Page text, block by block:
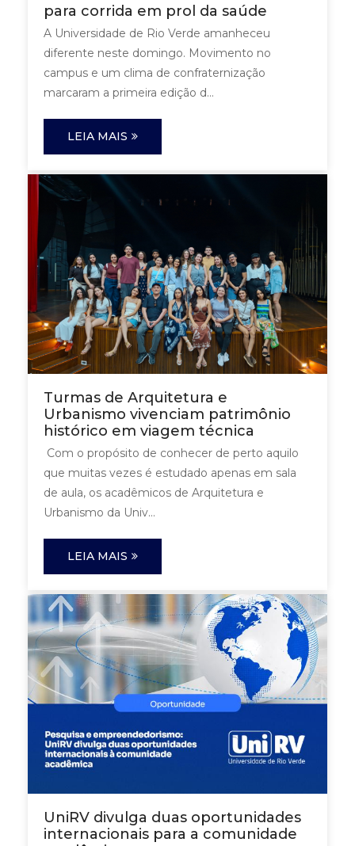
para corrida em prol da saúde
A Universidade de Rio Verde amanheceu
diferente neste domingo. Movimento no
campus e um clima de confraternização
marcaram a primeira edição d...
LEIA MAIS
Turmas de Arquitetura e
Urbanismo vivenciam patrimônio
histórico em viagem técnica
Com o propósito de conhecer de perto aquilo
que muitas vezes é estudado apenas em sala
de aula, os acadêmicos de Arquitetura e
Urbanismo da Univ...
LEIA MAIS
UniRV divulga duas oportunidades
internacionais para a comunidade